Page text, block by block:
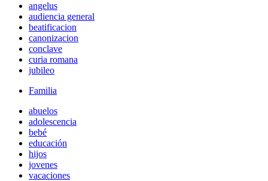
angelus
audiencia general
beatificacion
canonizacion
conclave
curia romana
jubileo
Familia
abuelos
adolescencia
bebé
educación
hijos
jovenes
vacaciones